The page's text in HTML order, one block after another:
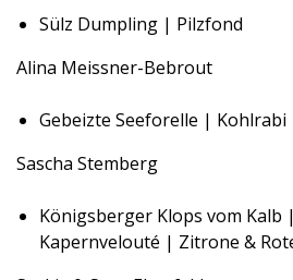
Sülz Dumpling | Pilzfond
Alina Meissner-Bebrout
Gebeizte Seeforelle |
Sascha Stemberg
Königsberger Klops vom
Kapernvelouté | Zitrone &